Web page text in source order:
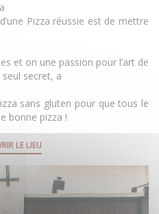
Pizza réussie est de mettre
et on une passion pour l’art de
secret, a
sans gluten pour que tous le
bonne pizza !
LE LIEU